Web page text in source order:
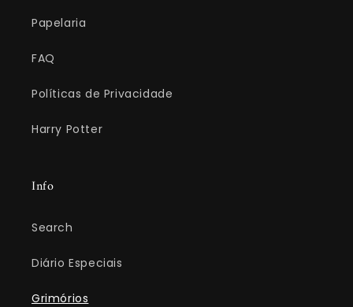
Papelaria
FAQ
Políticas de Privacidade
Harry Potter
Info
Search
Diário Especiais
Grimórios